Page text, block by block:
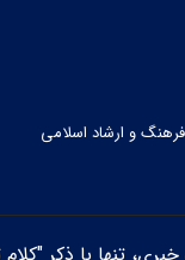
و ارشاد اسلامی